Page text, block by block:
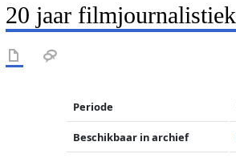
20 jaar filmjournalistiek
Periode
Beschikbaar in archief